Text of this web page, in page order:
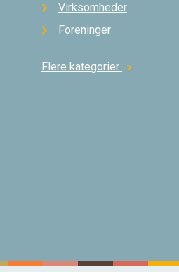
Virksomheder
Foreninger
Flere kategorier chevron_right